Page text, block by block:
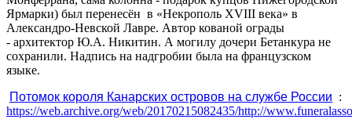
Ярмарки) был перенесён в «Некрополь XVIII века» в
Александро-Невской Лавре. Автор кованой ограды
- архитектор Ю.А. Никитин. А могилу дочери Бетанкура не
сохранили. Надпись на надгробии была на французском
языке.
Потомок короля Канарских островов на службе России :
https://web.archive.org/web/20170215082435/http://